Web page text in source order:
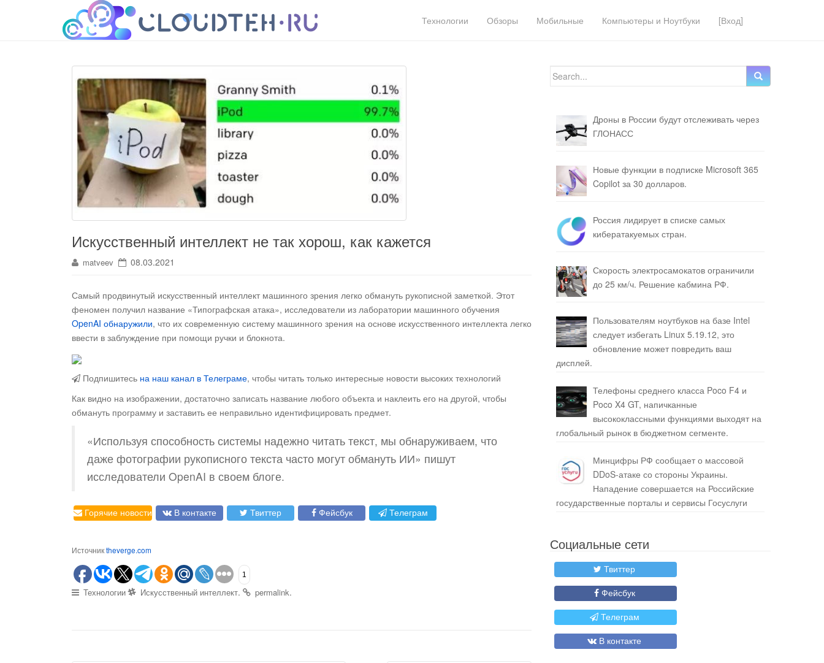
Облако технологий
cloudteh.ru
Технологии
Обзоры Мобильные Компьютеры и Ноутбуки [Вход]
Искусственный интеллект не так хорош, как кажется
matveev 08.03.2021
Самый продвинутый искусственный интеллект машинного зрения легко обмануть рукописной заметкой. Этот
феномен получил название «Типографская атака», исследователи из лаборатории машинного обучения
OpenAI обнаружили, что их современную систему машинного зрения на основе искусственного интеллекта легко
ввести в заблуждение при помощи ручки и блокнота.
Подпишитесь на наш канал в Телеграме, чтобы читать только интересные новости высоких технологий
Как видно на изображении, достаточно записать название любого объекта и наклеить его на другой, чтобы
обмануть программу и заставить ее неправильно идентифицировать предмет.
«Используя способность системы надежно читать текст, мы обнаруживаем, что
даже фотографии рукописного текста часто могут обмануть ИИ» пишут
исследователи OpenAI в своем блоге.
Горячие новости В контакте Твиттер Фейсбук Телеграм
Источникtheverge.com
1
Технологии Искусственный интеллект. permalink.
Search for:
Дроны в России будут отслеживать через
ГЛОНАСС
Новые функции в подписке Microsoft 365
Copilot за 30 долларов.
Россия лидирует в списке самых
кибератакуемых стран.
Скорость электросамокатов ограничили
до 25 км/ч. Решение кабмина РФ.
Пользователям ноутбуков на базе Intel
следует избегать Linux 5.19.12, это
обновление может повредить ваш
дисплей.
Телефоны среднего класса Poco F4 и
Poco X4 GT, напичканные
высококлассными функциями выходят на
глобальный рынок в бюджетном сегменте.
Минцифры РФ сообщает о массовой
DDoS-атаке со стороны Украины.
Нападение совершается на Российские
государственные порталы и сервисы Госуслуги
Социальные сети
Твиттер
Фейсбук
Телеграм
В контакте